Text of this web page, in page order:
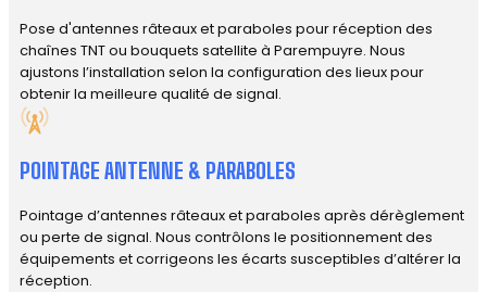
Pose d'antennes râteaux et paraboles pour réception des
chaînes TNT ou bouquets satellite à Parempuyre. Nous
ajustons l’installation selon la configuration des lieux pour
obtenir la meilleure qualité de signal.
POINTAGE ANTENNE & PARABOLES
Pointage d’antennes râteaux et paraboles après dérèglement
ou perte de signal. Nous contrôlons le positionnement des
équipements et corrigeons les écarts susceptibles d’altérer la
réception.